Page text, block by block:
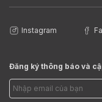
Instagram
Đăng ký thông báo và